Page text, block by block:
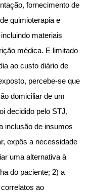
fornecimento de
quimioterapia e
materiais
médica. E limitado
ao custo diário de
percebe-se que
domiciliar de um
decidido pelo STJ,
inclusão de insumos
expôs a necessidade
uma alternativa à
do paciente; 2) a
ao